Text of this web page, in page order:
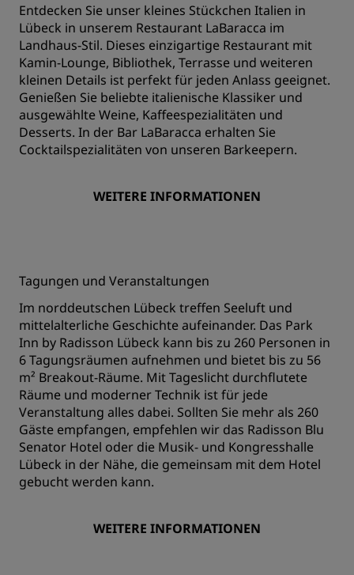
Entdecken Sie unser kleines Stückchen Italien in
Lübeck in unserem Restaurant LaBaracca im
Landhaus-Stil. Dieses einzigartige Restaurant mit
Kamin-Lounge, Bibliothek, Terrasse und weiteren
kleinen Details ist perfekt für jeden Anlass geeignet.
Genießen Sie beliebte italienische Klassiker und
ausgewählte Weine, Kaffeespezialitäten und
Desserts. In der Bar LaBaracca erhalten Sie
Cocktailspezialitäten von unseren Barkeepern.
WEITERE INFORMATIONEN
Tagungen und Veranstaltungen
Im norddeutschen Lübeck treffen Seeluft und
mittelalterliche Geschichte aufeinander. Das Park
Inn by Radisson Lübeck kann bis zu 260 Personen in
6 Tagungsräumen aufnehmen und bietet bis zu 56
m² Breakout-Räume. Mit Tageslicht durchflutete
Räume und moderner Technik ist für jede
Veranstaltung alles dabei. Sollten Sie mehr als 260
Gäste empfangen, empfehlen wir das Radisson Blu
Senator Hotel oder die Musik- und Kongresshalle
Lübeck in der Nähe, die gemeinsam mit dem Hotel
gebucht werden kann.
WEITERE INFORMATIONEN